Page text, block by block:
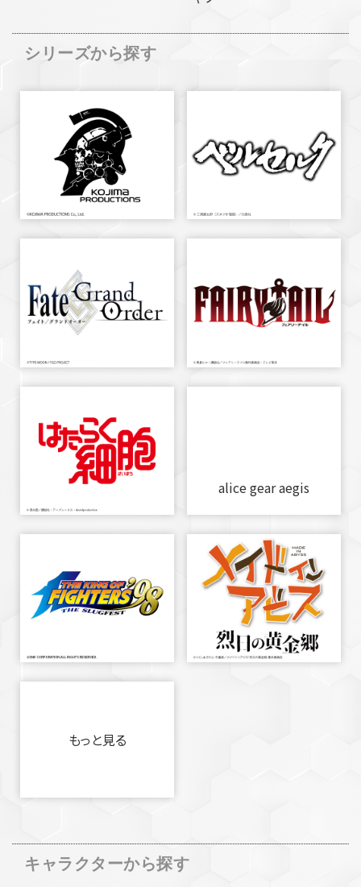
シリーズから探す
alice gear aegis
もっと見る
キャラクターから探す